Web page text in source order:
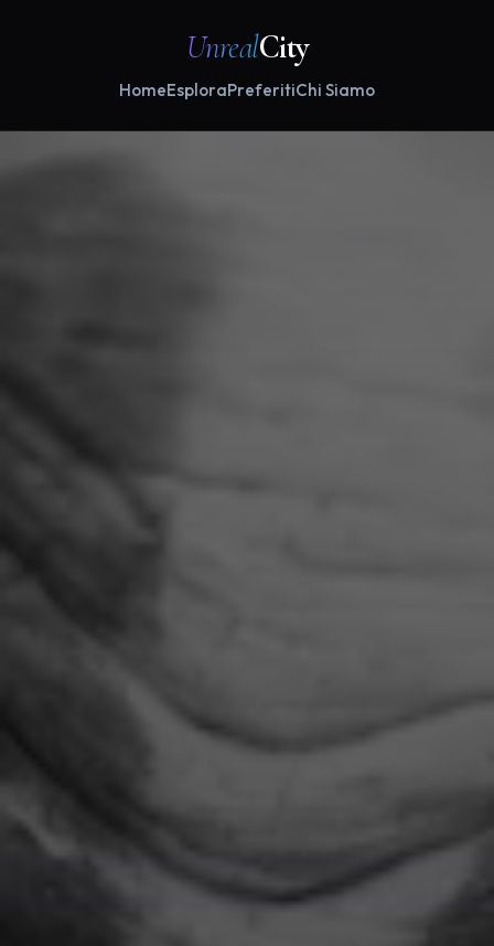
UnrealCity
HomeEsploraPreferitiChi Siamo